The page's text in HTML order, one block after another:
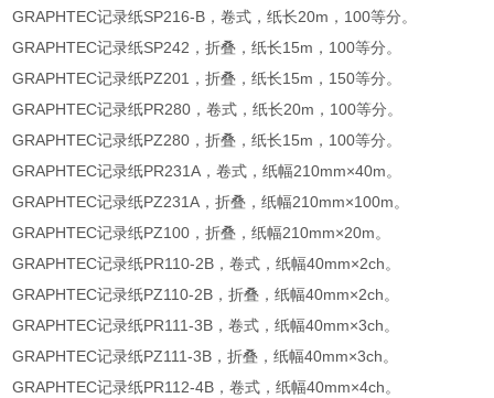
GRAPHTEC记录纸SP216-B，卷式，纸长20m，100等分。
GRAPHTEC记录纸SP242，折叠，纸长15m，100等分。
GRAPHTEC记录纸PZ201，折叠，纸长15m，150等分。
GRAPHTEC记录纸PR280，卷式，纸长20m，100等分。
GRAPHTEC记录纸PZ280，折叠，纸长15m，100等分。
GRAPHTEC记录纸PR231A，卷式，纸幅210mm×40m。
GRAPHTEC记录纸PZ231A，折叠，纸幅210mm×100m。
GRAPHTEC记录纸PZ100，折叠，纸幅210mm×20m。
GRAPHTEC记录纸PR110-2B，卷式，纸幅40mm×2ch。
GRAPHTEC记录纸PZ110-2B，折叠，纸幅40mm×2ch。
GRAPHTEC记录纸PR111-3B，卷式，纸幅40mm×3ch。
GRAPHTEC记录纸PZ111-3B，折叠，纸幅40mm×3ch。
GRAPHTEC记录纸PR112-4B，卷式，纸幅40mm×4ch。